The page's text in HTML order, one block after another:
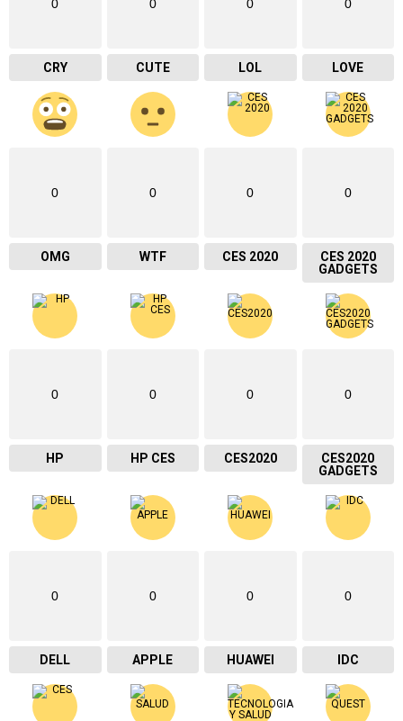
0
CRY
0
CUTE
0
LOL
0
LOVE
0
OMG
0
WTF
0
CES 2020
0
CES 2020
GADGETS
0
HP
0
HP CES
0
CES2020
0
CES2020
GADGETS
0
DELL
0
APPLE
0
HUAWEI
0
IDC